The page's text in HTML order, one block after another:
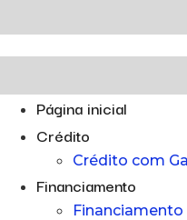
para
o
Página inicial
Crédito
Crédito com
Financiamento